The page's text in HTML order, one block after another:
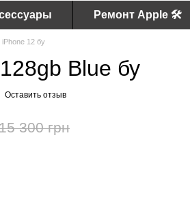
Ремонт Apple 🛠
iPhone 12 бу
Blue бу
Оставить отзыв
300 грн